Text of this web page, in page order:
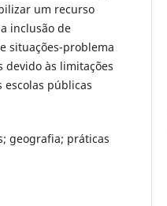
um recurso
inclusão de
situações-problema
devido às limitações
públicas
geografia; práticas